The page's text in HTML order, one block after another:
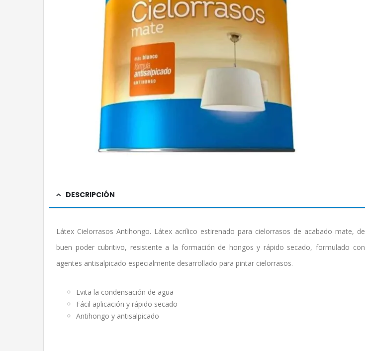
DESCRIPCIÓN
Látex Cielorrasos Antihongo. Látex acrílico estirenado para cielorrasos de acabado mate, de
buen poder cubritivo, resistente a la formación de hongos y rápido secado, formulado con
agentes antisalpicado especialmente desarrollado para pintar cielorrasos.
Evita la condensación de agua
Fácil aplicación y rápido secado
Antihongo y antisalpicado